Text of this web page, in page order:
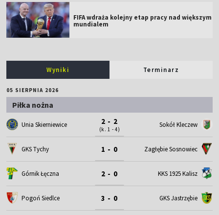
FIFA wdraża kolejny etap pracy nad większym
mundialem
Wyniki Terminarz
05 SIERPNIA 2026
Piłka nożna
Unia Skierniewice 2 - 2
(k. 1 - 4)
Sokół Kleczew
GKS Tychy 1 - 0 Zagłębie Sosnowiec
Górnik Łęczna 2 - 0 KKS 1925 Kalisz
Pogoń Siedlce 3 - 0 GKS Jastrzębie